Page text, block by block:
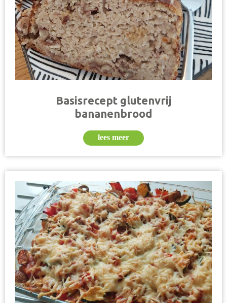
Basisrecept glutenvrij
bananenbrood
lees meer